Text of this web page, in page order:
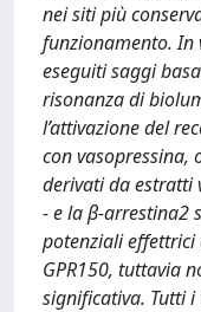
nei siti più
funzionamento. In
eseguiti saggi
risonanza di
l’attivazione del
con vasopressina,
derivati da estratti
- e la β-arrestina2
potenziali effettrici
GPR150, tuttavia
significativa. Tutti